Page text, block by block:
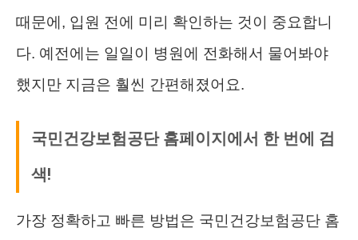
때문에, 입원 전에 미리 확인하는 것이 중요합니
다. 예전에는 일일이 병원에 전화해서 물어봐야
했지만 지금은 훨씬 간편해졌어요.
국민건강보험공단 홈페이지에서 한 번에 검
색!
가장 정확하고 빠른 방법은 국민건강보험공단 홈